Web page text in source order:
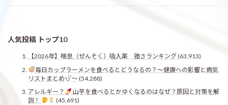
人気投稿 トップ10
【2026年】喘息（ぜんそく）吸入薬 強さランキング(63,913)
毎日カップラーメンを食べるとどうなるの？〜健康への影響と病気
リストまとめ
〜(54,288)
アレルギー？
山芋を食べるとかゆくなるのはなぜ？原因と対策を解
説！
(45,691)